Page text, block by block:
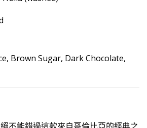
Brown Sugar, Dark Chocolate,